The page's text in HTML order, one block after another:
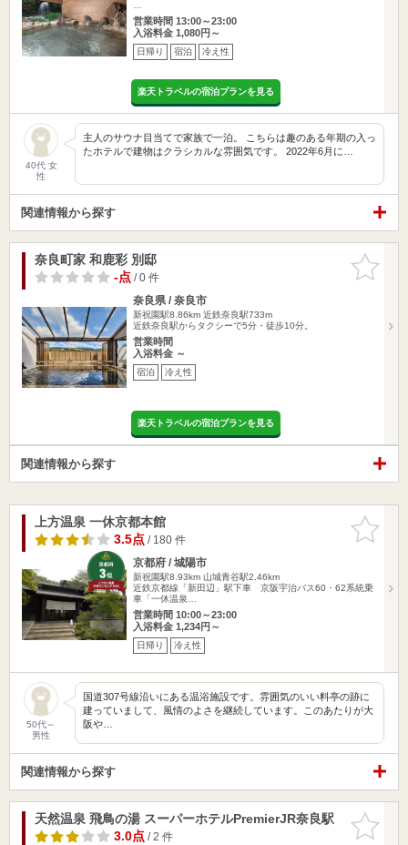
営業時間 13:00～23:00
入浴料金 1,080円～
日帰り 宿泊 冷え性
楽天トラベルの宿泊プランを見る
40代 女
性
主人のサウナ目当てで家族で一泊。 こちらは趣のある年期の入っ
たホテルで建物はクラシカルな雰囲気です。 2022年6月に…
関連情報から探す
お気に入
りに追加
奈良町家 和鹿彩 別邸
-点/ 0 件
奈良県 / 奈良市
新祝園駅8.86km 近鉄奈良駅733m
近鉄奈良駅からタクシーで5分・徒歩10分。
営業時間
入浴料金 ～
宿泊 冷え性
楽天トラベルの宿泊プランを見る
関連情報から探す
お気に入
りに追加
上方温泉 一休京都本館
3.5点/ 180 件
京都府 / 城陽市
新祝園駅8.93km 山城青谷駅2.46km
近鉄京都線「新田辺」駅下車 京阪宇治バス60・62系統乗
車「一休温泉…
営業時間 10:00～23:00
入浴料金 1,234円～
日帰り 冷え性
50代～
男性
国道307号線沿いにある温浴施設です。雰囲気のいい料亭の跡に
建っていまして、風情のよさを継続しています。このあたりが大
阪や…
関連情報から探す
お気に入
りに追加
天然温泉 飛鳥の湯 スーパーホテルPremierJR奈良駅
3.0点/ 2 件